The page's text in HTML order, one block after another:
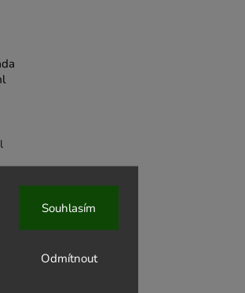
Odmítnout
Souhlasím